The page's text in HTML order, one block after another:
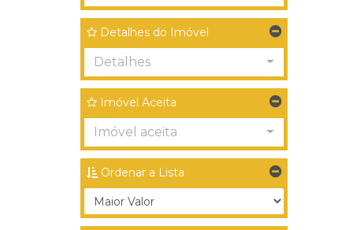
Detalhes do Imóvel
Detalhes
Imóvel Aceita
Imóvel aceita
Ordenar a Lista